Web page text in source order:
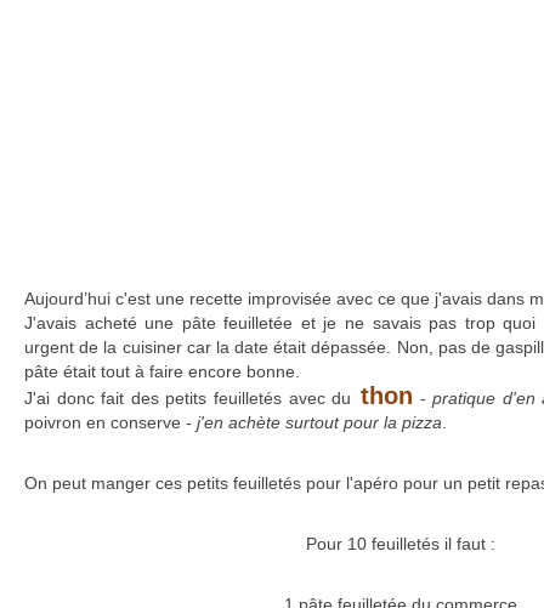
Aujourd’hui c'est une recette improvisée avec ce que j'avais dans
J'avais acheté une pâte feuilletée et je ne savais pas trop
urgent de la cuisiner car la date était dépassée. Non, pas de
pâte était tout à faire encore bonne.
J'ai donc fait des petits feuilletés avec du thon -pratique d'en
poivron en conserve - j'en achète surtout pour la pizza
On peut manger ces petits feuilletés pour l'apéro pour un petit
Pour 10 feuilletés il faut :